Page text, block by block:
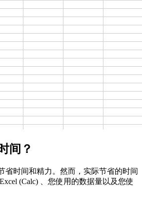
间？
省时间和精力。然而，实际节省的时间
(Calc) 、您使用的数据量以及您使